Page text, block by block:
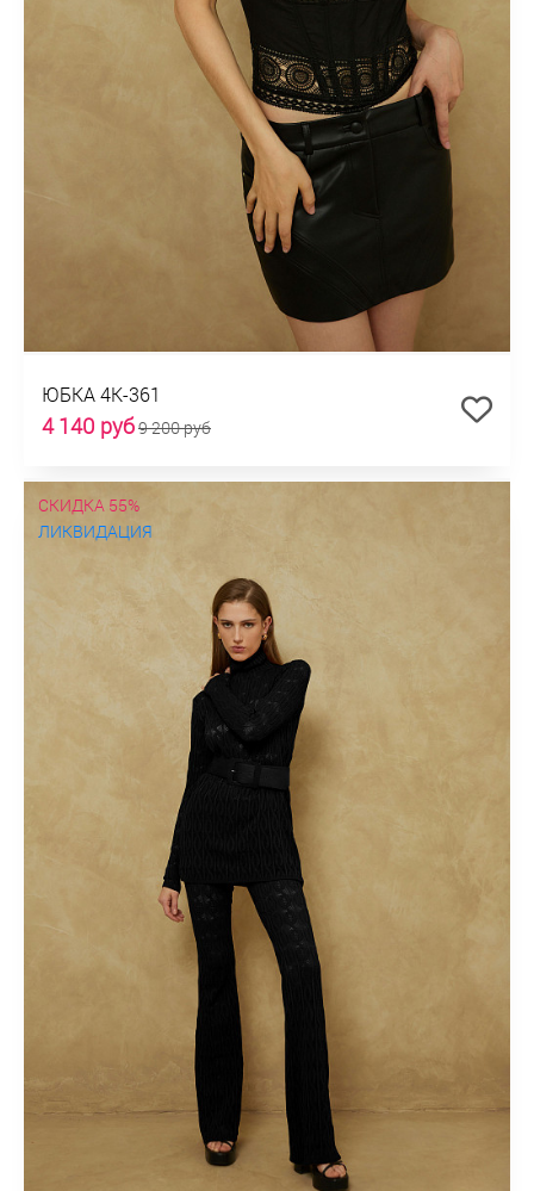
ЮБКА 4К-361
4 140 руб9 200 руб
СКИДКА 55%
ЛИКВИДАЦИЯ